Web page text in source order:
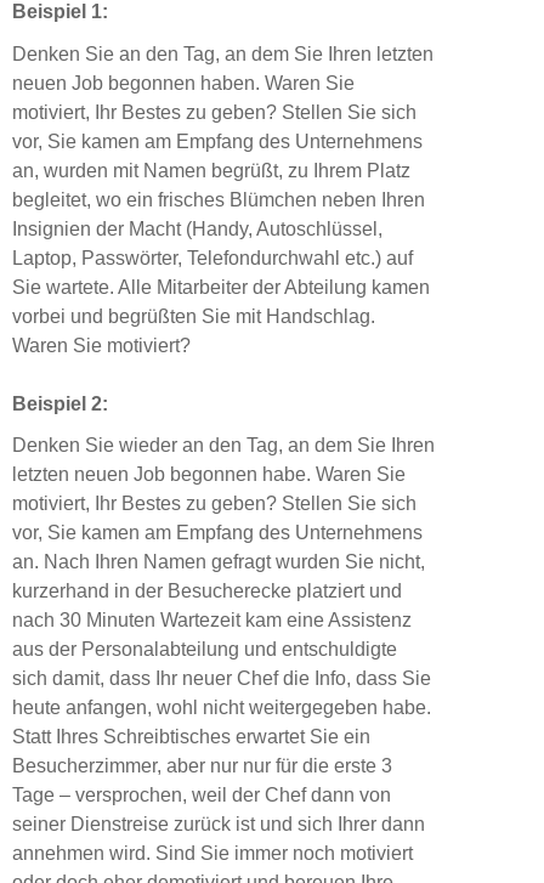
Beispiel 1:
Denken Sie an den Tag, an dem Sie Ihren letzten
neuen Job begonnen haben. Waren Sie
motiviert, Ihr Bestes zu geben? Stellen Sie sich
vor, Sie kamen am Empfang des Unternehmens
an, wurden mit Namen begrüßt, zu Ihrem Platz
begleitet, wo ein frisches Blümchen neben Ihren
Insignien der Macht (Handy, Autoschlüssel,
Laptop, Passwörter, Telefondurchwahl etc.) auf
Sie wartete. Alle Mitarbeiter der Abteilung kamen
vorbei und begrüßten Sie mit Handschlag.
Waren Sie motiviert?
Beispiel 2:
Denken Sie wieder an den Tag, an dem Sie Ihren
letzten neuen Job begonnen habe. Waren Sie
motiviert, Ihr Bestes zu geben? Stellen Sie sich
vor, Sie kamen am Empfang des Unternehmens
an. Nach Ihren Namen gefragt wurden Sie nicht,
kurzerhand in der Besucherecke platziert und
nach 30 Minuten Wartezeit kam eine Assistenz
aus der Personalabteilung und entschuldigte
sich damit, dass Ihr neuer Chef die Info, dass Sie
heute anfangen, wohl nicht weitergegeben habe.
Statt Ihres Schreibtisches erwartet Sie ein
Besucherzimmer, aber nur nur für die erste 3
Tage – versprochen, weil der Chef dann von
seiner Dienstreise zurück ist und sich Ihrer dann
annehmen wird. Sind Sie immer noch motiviert